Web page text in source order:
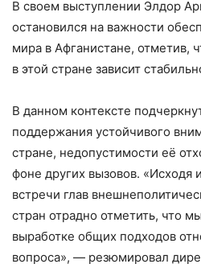
В своем выступлении Элдор
остановился на важности
мира в Афганистане, отметив,
в этой стране зависит
В данном контексте
поддержания устойчивого
стране, недопустимости её
фоне других вызовов. «Исходя
встречи глав
стран отрадно отметить, что
выработке общих подходов
вопроса», — резюмировал